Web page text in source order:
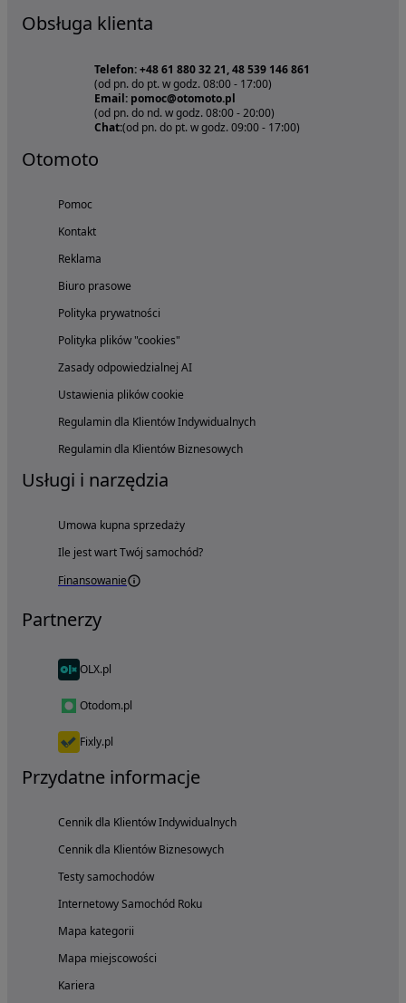
Obsługa klienta
Telefon: +48 61 880 32 21, 48 539 146 861
(od pn. do pt. w godz. 08:00 - 17:00)
Email: pomoc@otomoto.pl
(od pn. do nd. w godz. 08:00 - 20:00)
Chat:(od pn. do pt. w godz. 09:00 - 17:00)
Otomoto
Pomoc
Kontakt
Reklama
Biuro prasowe
Polityka prywatności
Polityka plików "cookies"
Zasady odpowiedzialnej AI
Ustawienia plików cookie
Regulamin dla Klientów Indywidualnych
Regulamin dla Klientów Biznesowych
Usługi i narzędzia
Umowa kupna sprzedaży
Ile jest wart Twój samochód?
Finansowanie
Partnerzy
OLX.pl
Otodom.pl
Fixly.pl
Przydatne informacje
Cennik dla Klientów Indywidualnych
Cennik dla Klientów Biznesowych
Testy samochodów
Internetowy Samochód Roku
Mapa kategorii
Mapa miejscowości
Kariera